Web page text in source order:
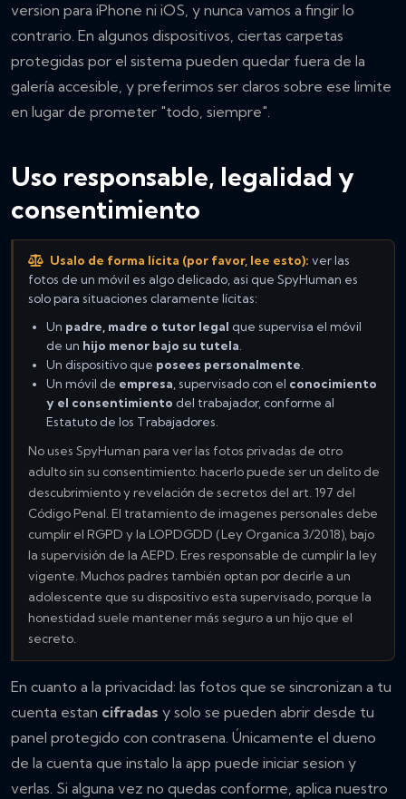
version para iPhone ni iOS, y nunca vamos a fingir lo
contrario. En algunos dispositivos, ciertas carpetas
protegidas por el sistema pueden quedar fuera de la
galería accesible, y preferimos ser claros sobre ese limite
en lugar de prometer "todo, siempre".
Uso responsable, legalidad y
consentimiento
Usalo de forma lícita (por favor, lee esto): ver las
fotos de un móvil es algo delicado, asi que SpyHuman es
solo para situaciones claramente lícitas:
Un padre, madre o tutor legal que supervisa el móvil
de un hijo menor bajo su tutela
Un dispositivo que posees personalmente
Un móvil de empresa , supervisado con el conocimiento
y el consentimiento del trabajador, conforme al
Estatuto de los Trabajadores.
No uses SpyHuman para ver las fotos privadas de otro
adulto sin su consentimiento: hacerlo puede ser un delito de
descubrimiento y revelación de secretos del art. 197 del
Código Penal. El tratamiento de imagenes personales debe
cumplir el RGPD y la LOPDGDD (Ley Organica 3/2018), bajo
la supervisión de la AEPD. Eres responsable de cumplir la ley
vigente. Muchos padres también optan por decirle a un
adolescente que su dispositivo esta supervisado, porque la
honestidad suele mantener más seguro a un hijo que el
secreto.
En cuanto a la privacidad: las fotos que se sincronizan a tu
cuenta estan cifradas y solo se pueden abrir desde tu
panel protegido con contrasena. Únicamente el dueno
de la cuenta que instalo la app puede iniciar sesion y
verlas. Si alguna vez no quedas conforme, aplica nuestro